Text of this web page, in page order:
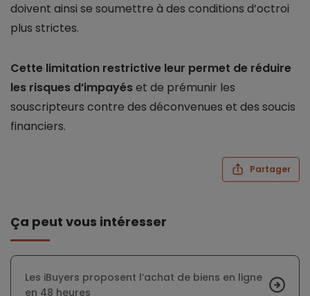
doivent ainsi se soumettre à des conditions d’octroi
plus strictes.
Cette limitation restrictive leur permet de réduire
les risques d’impayéset de prémunir les
souscripteurs contre des déconvenues et des soucis
financiers.
Partager
Ça peut vous intéresser
Les iBuyers proposent l’achat de biens en ligne
en 48 heures